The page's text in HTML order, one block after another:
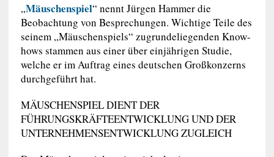
„Mäuschenspiel“ nennt Jürgen Hammer die
Beobachtung von Besprechungen. Wichtige Teile des
seinem „Mäuschenspiels“ zugrundeliegenden Know-
hows stammen aus einer über einjährigen Studie,
welche er im Auftrag eines deutschen Großkonzerns
durchgeführt hat.
MÄUSCHENSPIEL DIENT DER
FÜHRUNGSKRÄFTEENTWICKLUNG UND DER
UNTERNEHMENSENTWICKLUNG ZUGLEICH